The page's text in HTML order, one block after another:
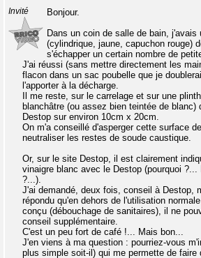
Invité
Bonjour.
Dans un coin de salle de bain,
(cylindrique, jaune, capuchon rouge)
s'échapper un certain nombre de
J'ai réussi (sans mettre directement les
flacon dans un sac poubelle que je
l'apporter à la décharge.
Il me reste, sur le carrelage et sur une
blanchâtre (ou assez bien teintée de blanc)
Destop sur environ 10cm x 20cm.
On m'a conseillé d'asperger cette surface
neutraliser les restes de soude caustique.
Or, sur le site Destop, il est clairement
vinaigre blanc avec le Destop (pourquoi
?...).
J'ai demandé, deux fois, conseil à Destop,
répondu qu'en dehors de l'utilisation
conçu (débouchage de sanitaires), il ne
conseil supplémentaire.
C'est un peu fort de café !... Mais bon...
J'en viens à ma question : pourriez-vous
plus simple soit-il) qui me permette de